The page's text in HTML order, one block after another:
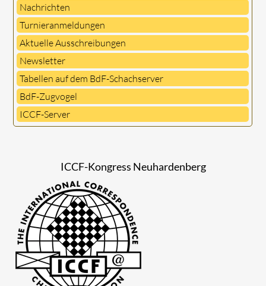
Nachrichten
Turnieranmeldungen
Aktuelle Ausschreibungen
Newsletter
Tabellen auf dem BdF-Schachserver
BdF-Zugvogel
ICCF-Server
ICCF-Kongress Neuhardenberg